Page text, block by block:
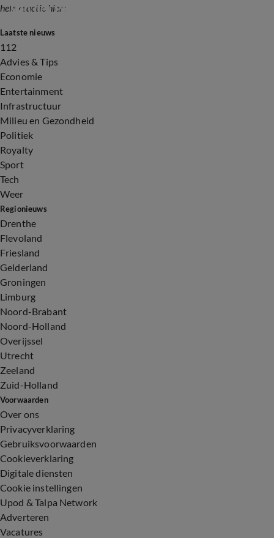
hele reactie hier:
2:33
Van der Plas tevreden met gesprek verkenner
Laatste nieuws
112
Advies & Tips
Economie
Entertainment
Infrastructuur
Milieu en Gezondheid
Politiek
Royalty
Sport
Tech
Weer
Regionieuws
Drenthe
Flevoland
Friesland
Gelderland
Groningen
Limburg
Noord-Brabant
Noord-Holland
Overijssel
Utrecht
Zeeland
Zuid-Holland
Voorwaarden
Over ons
Privacyverklaring
Gebruiksvoorwaarden
Cookieverklaring
Digitale diensten
Cookie instellingen
Upod & Talpa Network
Adverteren
Vacatures